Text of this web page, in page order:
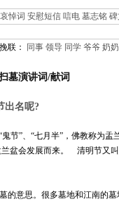
哀悼词 安慰短信 唁电 墓志铭 碑
联： 同事 领导 同学 爷爷 奶奶
墓演讲词/献词
出名呢?
”、“七月半”，佛教称为盂
盆会发展而来。 清明节又
的意思。很多墓地和江南的